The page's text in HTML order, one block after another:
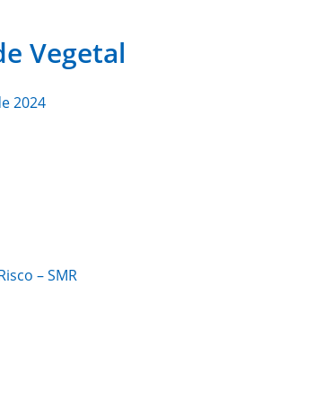
Vegetal
2024
– SMR